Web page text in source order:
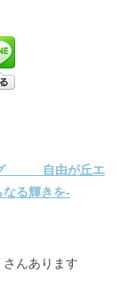
んあります